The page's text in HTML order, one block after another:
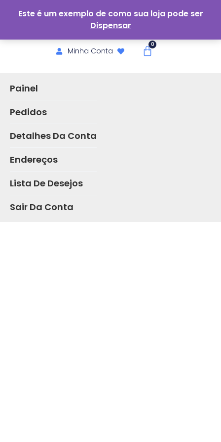
Minha Conta
Painel
Pedidos
Detalhes Da Conta
Endereços
Lista De Desejos
Sair Da Conta
Este é um exemplo de como sua loja pode ser
Dispensar